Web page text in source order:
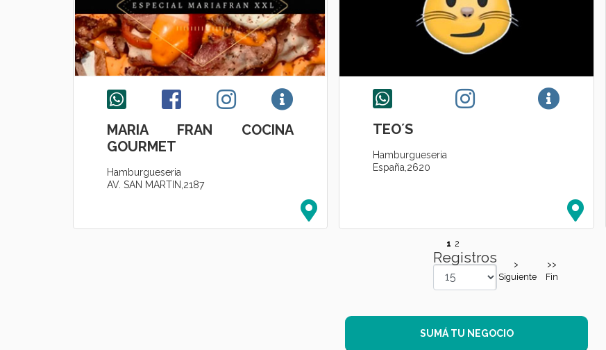
MARIA FRAN COCINA
GOURMET
Hamburgueseria
AV. SAN MARTIN,2187
TEO´S
Hamburgueseria
España,2620
1 2
Registros
>
Siguiente
>>
Fin
SUMÁ TU NEGOCIO